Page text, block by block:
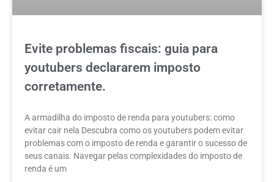
Evite problemas fiscais: guia para
youtubers declararem imposto
corretamente.
A armadilha do imposto de renda para youtubers: como
evitar cair nela Descubra como os youtubers podem evitar
problemas com o imposto de renda e garantir o sucesso de
seus canais. Navegar pelas complexidades do imposto de
renda é um